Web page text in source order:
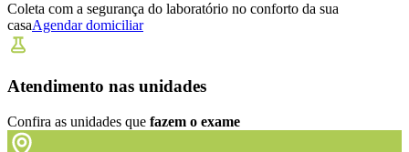
Coleta com a segurança do laboratório no conforto da sua
casaAgendar domiciliar
Atendimento nas unidades
Confira as unidades que fazem o exame